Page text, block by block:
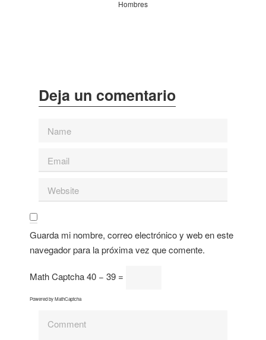
Hombres
Guarda mi nombre, correo electrónico y web en este
navegador para la próxima vez que comente.
Math Captcha40 − 39 =
Powered byMathCaptcha